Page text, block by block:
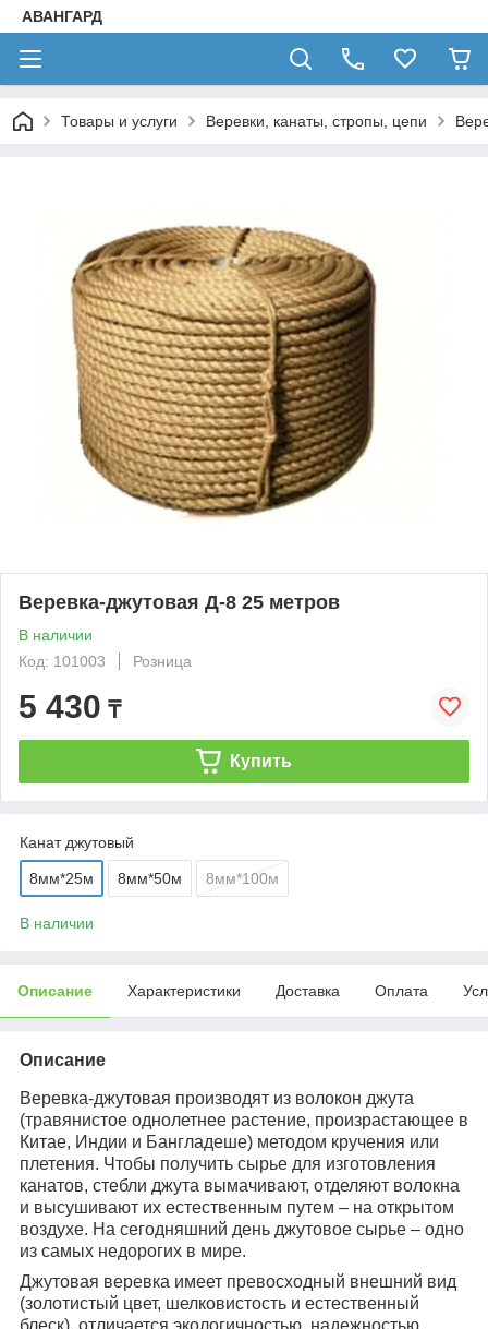
АВАНГАРД
Товары и услуги Веревки, канаты, стропы, цепи
Веревка-джутовая Д-8 25 метров
В наличии
Код: 101003
Розница
5 430 ₸
Купить
Канат джутовый
8мм*25м 8мм*50м 8мм*100м
В наличии
Описание Характеристики Доставка Оплата
Описание
Веревка-джутовая производят из волокон джута
(травянистое однолетнее растение, произрастающее в
Китае, Индии и Бангладеше) методом кручения или
плетения. Чтобы получить сырье для изготовления
канатов, стебли джута вымачивают, отделяют волокна
и высушивают их естественным путем – на открытом
воздухе. На сегодняшний день джутовое сырье – одно
из самых недорогих в мире.
Джутовая веревка имеет превосходный внешний вид
(золотистый цвет, шелковистость и естественный
блеск), отличается экологичностью, надежностью,